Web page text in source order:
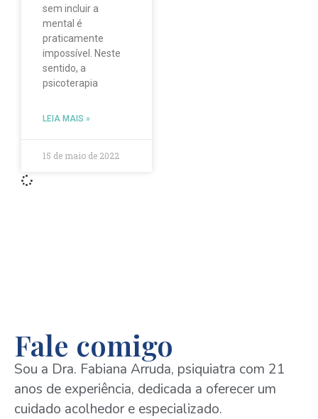
sem incluir a
mental é
praticamente
impossível. Neste
sentido, a
psicoterapia
LEIA MAIS »
15 de maio de 2022
Fale comigo
Sou a Dra. Fabiana Arruda, psiquiatra com 21
anos de experiência, dedicada a oferecer um
cuidado acolhedor e especializado.